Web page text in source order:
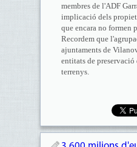
membres de l'ADF
implicació dels
que encara no formen
Recordem que
ajuntaments de
entitats de
terrenys.